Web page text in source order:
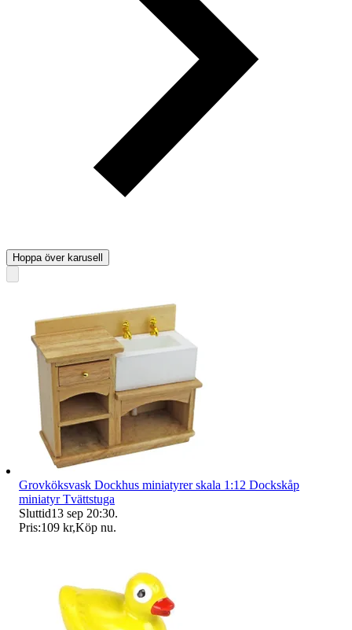
Hoppa över karusell
Grovköksvask Dockhus miniatyrer skala 1:12 Dockskåp
miniatyr Tvättstuga
Sluttid13 sep 20:30.
Pris:109 kr,Köp nu.